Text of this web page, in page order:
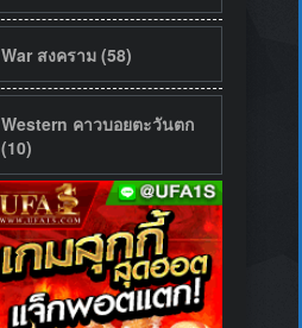
War สงคราม (58)
Western คาวบอยตะวันตก
(10)